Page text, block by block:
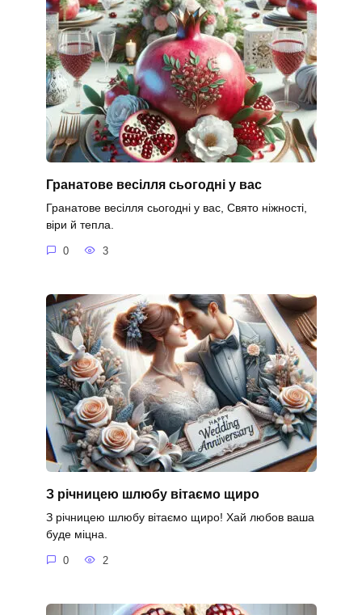
Гранатове весілля сьогодні у вас
Гранатове весілля сьогодні у вас, Свято ніжності,
віри й тепла.
0 3
З річницею шлюбу вітаємо щиро
З річницею шлюбу вітаємо щиро! Хай любов ваша
буде міцна.
0 2